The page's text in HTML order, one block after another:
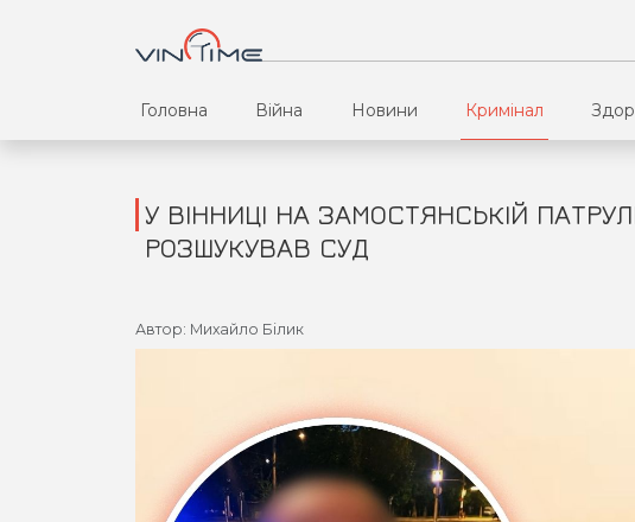
Головна Війна Новини Кримінал
У ВІННИЦІ НА ЗАМОСТЯНСЬКІЙ
РОЗШУКУВАВ СУД
Автор: Михайло Білик